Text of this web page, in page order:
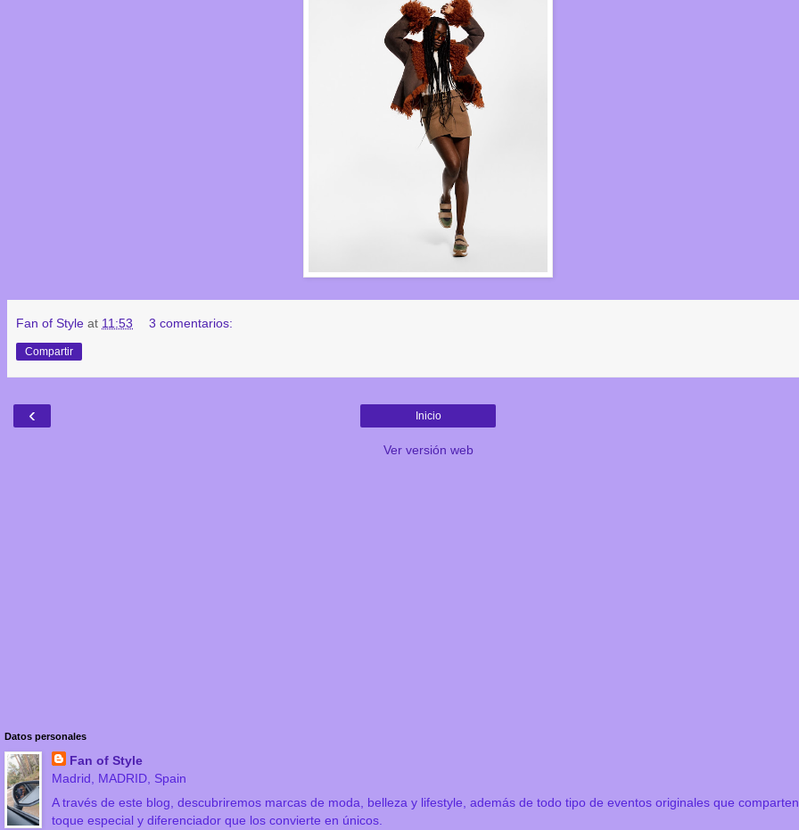
Fan of Style at 11:53 3 comentarios:
Compartir
‹ Inicio
Ver versión web
Datos personales
Fan of Style
Madrid, MADRID, Spain
A través de este blog, descubriremos marcas de moda, belleza y lifestyle, además de todo tipo de eventos originales que
toque especial y diferenciador que los convierte en únicos.